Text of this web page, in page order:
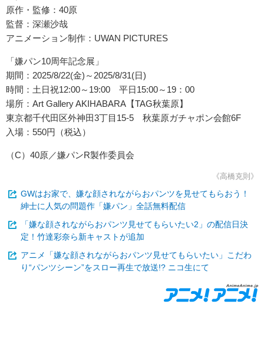
原作・監修：40原
監督：深瀬沙哉
アニメーション制作：UWAN PICTURES
「嫌パン10周年記念展」
期間：2025/8/22(金)～2025/8/31(日)
時間：土日祝12:00～19:00 平日15:00～19：00
場所：Art Gallery AKIHABARA【TAG秋葉原】
東京都千代田区外神田3丁目15-5 秋葉原ガチャポン会館6F
入場：550円（税込）
（C）40原／嫌パンR製作委員会
《高橋克則》
GWはお家で、嫌な顔されながらおパンツを見せてもらおう！
紳士に人気の問題作「嫌パン」全話無料配信
「嫌な顔されながらおパンツ見せてもらいたい2」の配信日決
定！竹達彩奈ら新キャストが追加
アニメ「嫌な顔されながらおパンツ見せてもらいたい」こだわ
り“パンツシーン”をスロー再生で放送!? ニコ生にて